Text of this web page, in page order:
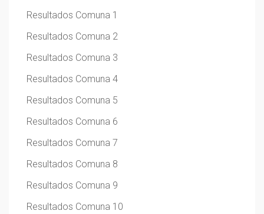
Resultados Comuna 1
Resultados Comuna 2
Resultados Comuna 3
Resultados Comuna 4
Resultados Comuna 5
Resultados Comuna 6
Resultados Comuna 7
Resultados Comuna 8
Resultados Comuna 9
Resultados Comuna 10